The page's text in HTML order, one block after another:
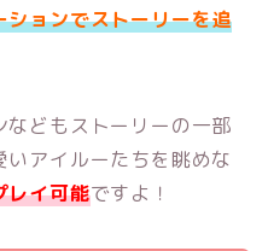
ションでストーリーを追
どもストーリーの一部
アイルーたちを眺めな
レイ可能ですよ！